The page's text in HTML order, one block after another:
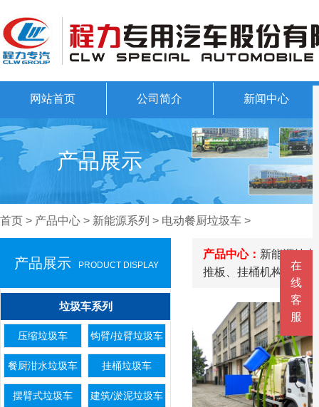
网站首页 公司简介 新闻中心
产品展示
首页 > 产品中心 > 新能源系列 > 电动餐厨垃圾车 >
产品展示 PRODUCT DISPLAY
垃圾车系列
压缩垃圾车 钩臂/拉臂垃圾车
餐厨泔水垃圾车 挂桶垃圾车
摆臂式垃圾车 建筑/淤泥垃圾车
产品中心： 新能源纯
推板、挂桶机构、液
在
线
客
服